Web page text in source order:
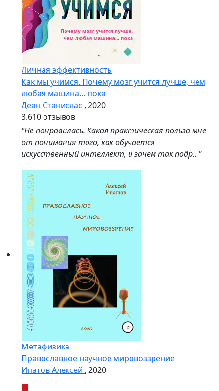
Личная эффективность
Как мы учимся. Почему мозг учится лучше, чем
любая машина… пока
Деан Станислас , 2020
3.610 отзывов
"Не понравилась. Какая практическая польза мне
от понимания того, как обучается
искусственный интеллект, и зачем так подр..."
Метафизика
Православное научное мировоззрение
Ипатов Алексей , 2020